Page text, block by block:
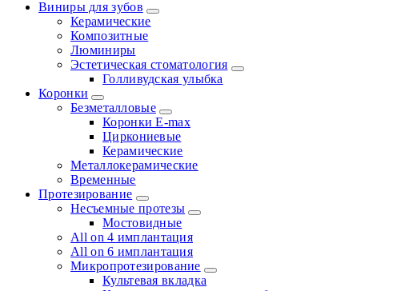
Виниры для зубов
Керамические
Композитные
Люминиры
Эстетическая стоматология
Голливудская улыбка
Коронки
Безметалловые
Коронки E-max
Циркониевые
Керамические
Металлокерамические
Временные
Протезирование
Несъемные протезы
Мостовидные
All on 4 имплантация
All on 6 имплантация
Микропротезирование
Культевая вкладка